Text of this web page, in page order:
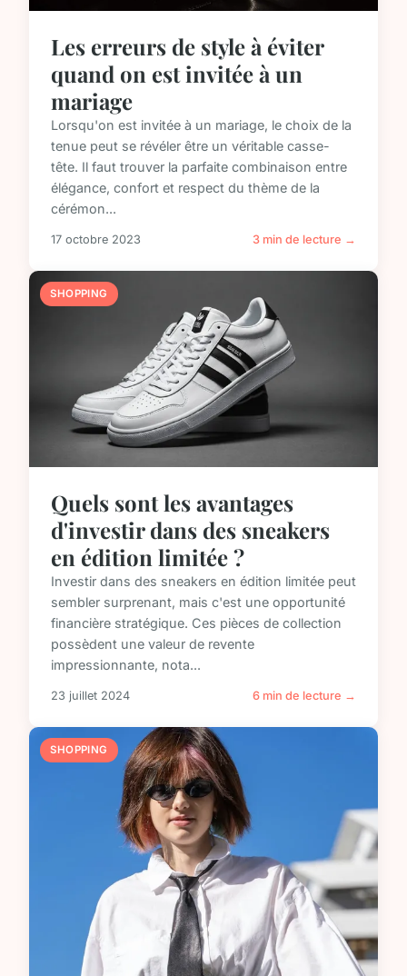
Les erreurs de style à éviter
quand on est invitée à un
mariage
Lorsqu'on est invitée à un mariage, le choix de la
tenue peut se révéler être un véritable casse-
tête. Il faut trouver la parfaite combinaison entre
élégance, confort et respect du thème de la
cérémon...
17 octobre 2023 3 min de lecture →
SHOPPING
Quels sont les avantages
d'investir dans des sneakers
en édition limitée ?
Investir dans des sneakers en édition limitée peut
sembler surprenant, mais c'est une opportunité
financière stratégique. Ces pièces de collection
possèdent une valeur de revente
impressionnante, nota...
23 juillet 2024 6 min de lecture →
SHOPPING